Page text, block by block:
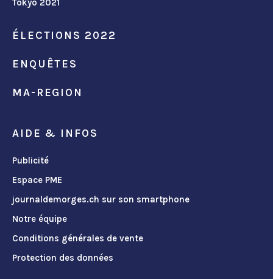
Tokyo 2021
ÉLECTIONS 2022
ENQUÊTES
MA-REGION
AIDE & INFOS
Publicité
Espace PME
journaldemorges.ch sur son smartphone
Notre équipe
Conditions générales de vente
Protection des données